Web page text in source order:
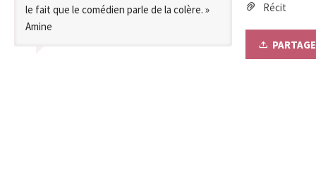
le fait que le comédien parle de la colère. »
Amine
harmonie
qui
maintenir
Récit